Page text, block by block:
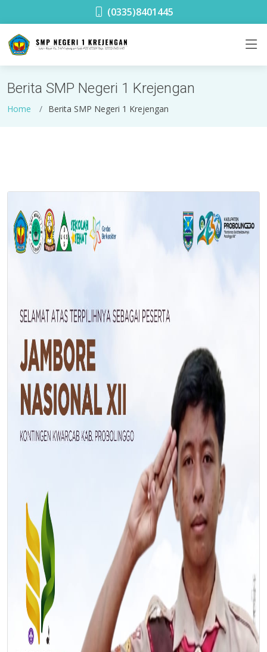
(0335)8401445
Berita SMP Negeri 1 Krejengan
Home Berita SMP Negeri 1 Krejengan